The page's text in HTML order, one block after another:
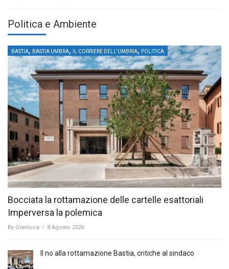
Politica e Ambiente
BASTIA, BASTIA UMBRA, IL CORRIERE DELL'UMBRIA, POLITICA
Bocciata la rottamazione delle cartelle esattoriali
Imperversa la polemica
By Gianluca / 8 Agosto 2026
Il no alla rottamazione Bastia, critiche al sindaco